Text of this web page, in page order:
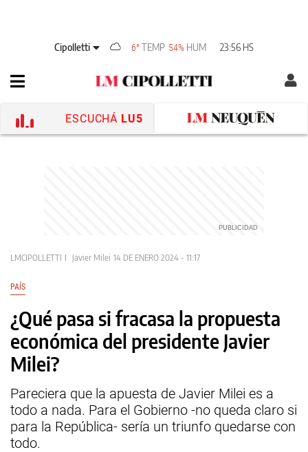
Cipolletti 6°TEMP 54% HUM 23:56 HS
ESCUCHÁ LU5
LMCIPOLLETTI Javier Milei 14 DE ENERO 2024 - 11:17
PAÍS
¿Qué pasa si fracasa la propuesta
económica del presidente Javier
Milei?
Pareciera que la apuesta de Javier Milei es a
todo a nada. Para el Gobierno -no queda claro si
para la República- sería un triunfo quedarse con
todo.